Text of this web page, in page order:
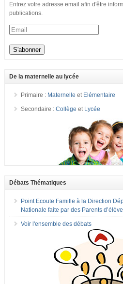
Entrez votre adresse email afin d'être
publications.
De la maternelle au lycée
Primaire : Maternelle et Elémentaire
Secondaire : Collège et Lycée
Débats Thématiques
Point Ecoute Famille à la Direction
Nationale faite par des Parents
Voir l'ensemble des débats